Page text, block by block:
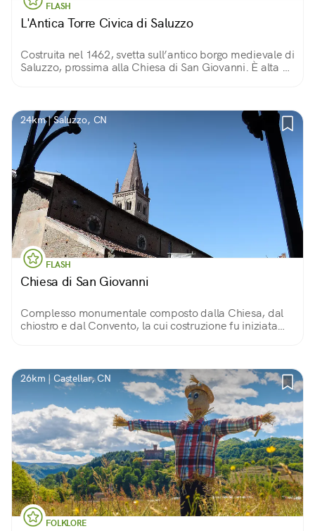
FLASH
L'Antica Torre Civica di Saluzzo
Costruita nel 1462, svetta sull’antico borgo medievale di
Saluzzo, prossima alla Chiesa di San Giovanni. È alta 48
24km | Saluzzo, CN
FLASH
Chiesa di San Giovanni
Complesso monumentale composto dalla Chiesa, dal
chiostro e dal Convento, la cui costruzione fu iniziata
26km | Castellar, CN
FOLKLORE